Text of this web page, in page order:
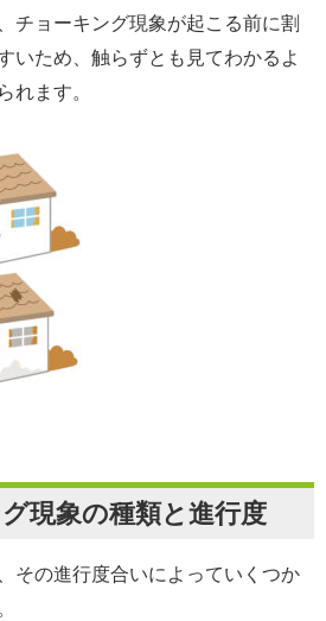
チョーキング現象が起こる前に割
いため、触らずとも見てわかるよ
れます。
現象の種類と進行度
その進行度合いによっていくつか